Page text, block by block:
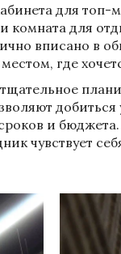
для топ-
комната для
вписано в
где
добиться
и
чувствует